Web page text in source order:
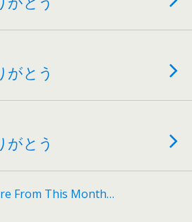
がとう
がとう
From This Month…